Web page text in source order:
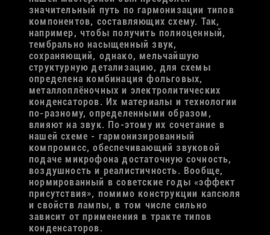
значительный путь по гармонизации типов
компонентов, составляющих схему. Так,
например, чтобы получить полноценный,
тембрально насыщенный звук,
сохраняющий, однако, мельчайшую
структурную детализацию, для схемы
определена комбинация фольговых,
металлоплёночных и электролитических
конденсаторов. Их материалы и технологии
по-разному, определенными образом,
влияют на звук. По-этому их сочетание в
нашей схеме - гармонизированный
компромисс, обеспечивающий звуковой
подаче микрофона достаточную сочность,
воздушность и реалистичность. Вообще,
нормированный в советские годы «эффект
присутствия», помимо конструкции капсюля
и свойств лампы, в том числе сильно
зависит от применения в тракте типов
конденсаторов.